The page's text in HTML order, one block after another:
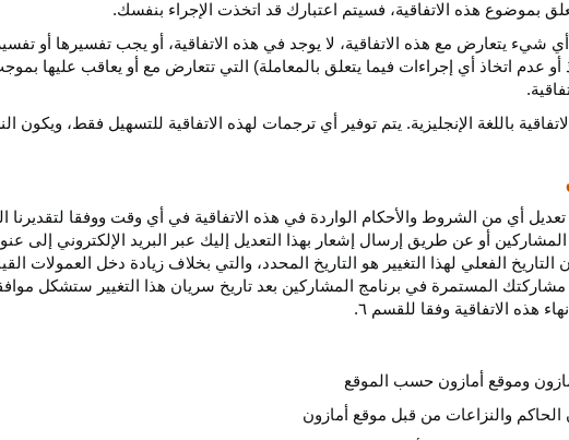
بموضوع هذه
الاتفاقية، فسيتم اعتبارك قد اتخذت الإجراء بنفسك.
شيء يتعارض مع هذه
الاتفاقية، لا يوجد في هذه الاتفاقية، أو يجب تفسيرها أو
أو عدم اتخاذ أي إجراءات فيما يتعلق بالمعاملة) التي تتعارض مع أو يعاقب عليها
الاتفاقية باللغة الإنجليزية. يتم توفير أي ترجمات لهذه الاتفاقية للتسهيل فقط، ويكون
أي من الشروط والأحكام الواردة في هذه الاتفاقية في أي وقت ووفقا
أو عن طريق إرسال إشعار بهذا التعديل إليك عبر البريد الإلكتروني إلى
الفعلي لهذا التغيير هو التاريخ
المحدد، والتي بخلاف زيادة دخل العمولات
مشاركتك المستمرة في برنامج المشاركين بعد تاريخ سريان هذا التغيير ستشكل
هذه الاتفاقية وفقا للقسم ٦.
وموقع أمازون حسب الموقع
الحاكم والنزاعات من قبل موقع أمازون